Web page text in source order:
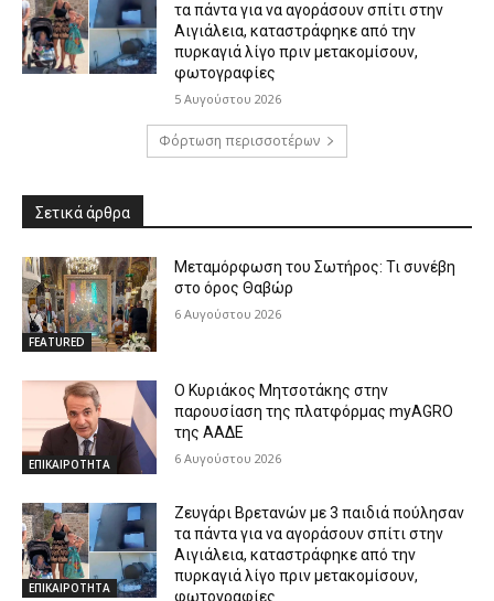
τα πάντα για να αγοράσουν σπίτι στην
Αιγιάλεια, καταστράφηκε από την
πυρκαγιά λίγο πριν μετακομίσουν,
φωτογραφίες
5 Αυγούστου 2026
Φόρτωση περισσοτέρων
Σετικά άρθρα
FEATURED
Μεταμόρφωση του Σωτήρος: Τι συνέβη
στο όρος Θαβώρ
6 Αυγούστου 2026
ΕΠΙΚΑΙΡΟΤΗΤΑ
Ο Κυριάκος Μητσοτάκης στην
παρουσίαση της πλατφόρμας myAGRO
της ΑΑΔΕ
6 Αυγούστου 2026
ΕΠΙΚΑΙΡΟΤΗΤΑ
Ζευγάρι Βρετανών με 3 παιδιά πούλησαν
τα πάντα για να αγοράσουν σπίτι στην
Αιγιάλεια, καταστράφηκε από την
πυρκαγιά λίγο πριν μετακομίσουν,
φωτογραφίες